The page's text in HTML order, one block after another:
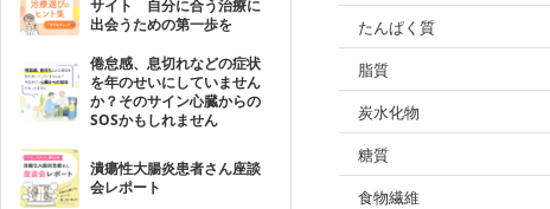
サイト 自分に合う治療に
出会うための第一歩を
倦怠感、息切れなどの症状
を年のせいにしていません
か？そのサイン心臓からの
SOSかもしれません
潰瘍性大腸炎患者さん座談
会レポート
たんぱく質
脂質
炭水化物
糖質
食物繊維